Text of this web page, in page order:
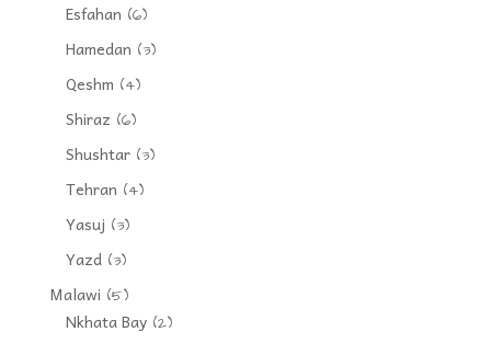
Esfahan (6)
Hamedan (3)
Qeshm (4)
Shiraz (6)
Shushtar(3)
Tehran (4)
Yasuj (3)
Yazd(3)
Malawi (5)
Nkhata Bay(2)